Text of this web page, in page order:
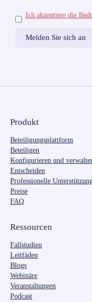
Ich akzeptiere die
Produkt
Beteiligungsplattform
Beteiligen
Konfigurieren und
Entscheiden
Professionelle
Preise
FAQ
Ressourcen
Fallstudien
Leitfäden
Blogs
Webinäre
Veranstaltungen
Podcast